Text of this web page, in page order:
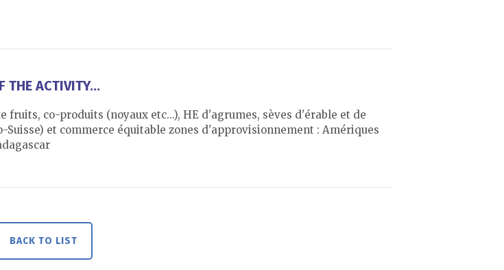
THE ACTIVITY...
co-produits (noyaux etc...), HE d'agrumes, sèves d'érable et de
et commerce équitable zones d'approvisionnement : Amériques
BACK TO LIST